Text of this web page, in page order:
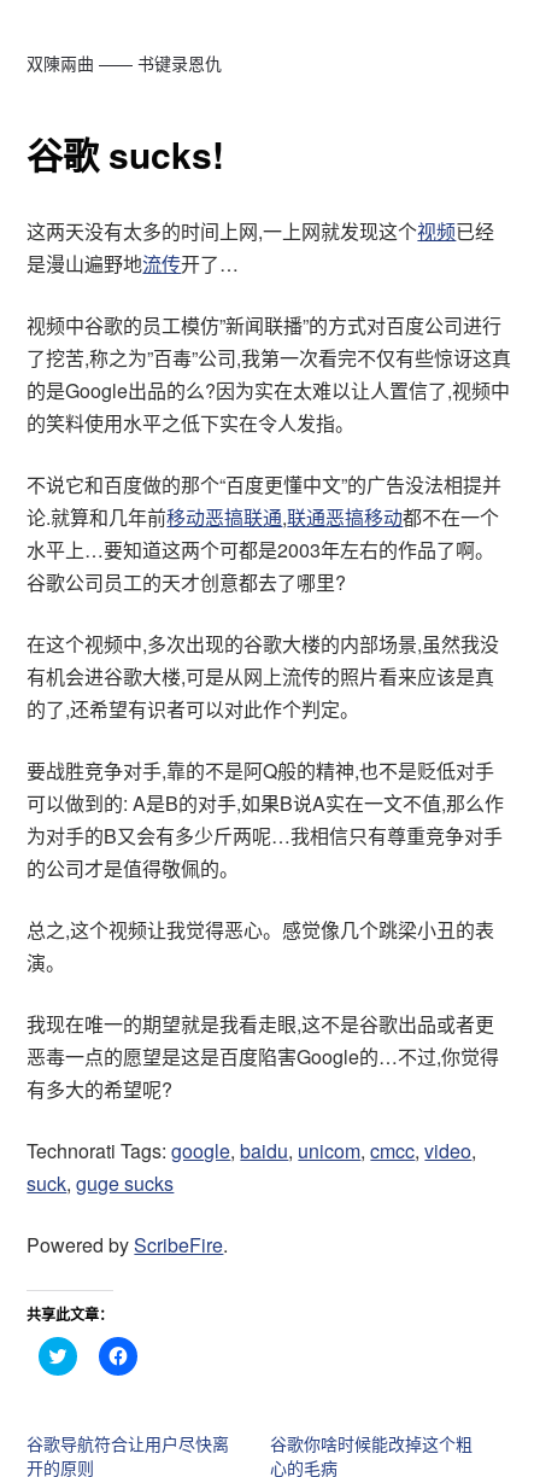
双陳兩曲 —— 书键录恩仇
谷歌 sucks!
这两天没有太多的时间上网,一上网就发现这个视频已经
是漫山遍野地流传开了…
视频中谷歌的员工模仿”新闻联播”的方式对百度公司进行
了挖苦,称之为”百毒”公司,我第一次看完不仅有些惊讶这真
的是Google出品的么?因为实在太难以让人置信了,视频中
的笑料使用水平之低下实在令人发指。
不说它和百度做的那个“百度更懂中文”的广告没法相提并
论.就算和几年前移动恶搞联通,联通恶搞移动都不在一个
水平上…要知道这两个可都是2003年左右的作品了啊。
谷歌公司员工的天才创意都去了哪里?
在这个视频中,多次出现的谷歌大楼的内部场景,虽然我没
有机会进谷歌大楼,可是从网上流传的照片看来应该是真
的了,还希望有识者可以对此作个判定。
要战胜竞争对手,靠的不是阿Q般的精神,也不是贬低对手
可以做到的: A是B的对手,如果B说A实在一文不值,那么作
为对手的B又会有多少斤两呢…我相信只有尊重竞争对手
的公司才是值得敬佩的。
总之,这个视频让我觉得恶心。感觉像几个跳梁小丑的表
演。
我现在唯一的期望就是我看走眼,这不是谷歌出品或者更
恶毒一点的愿望是这是百度陷害Google的…不过,你觉得
有多大的希望呢?
Technorati Tags:google,baidu, unicom,cmcc,video,
suck,guge sucks
Powered byScribeFire.
共享此文章：
点
击
w
i
点
击
F
a
谷歌导航符合让用户尽快离
开的原则
谷歌你啥时候能改掉这个粗
心的毛病